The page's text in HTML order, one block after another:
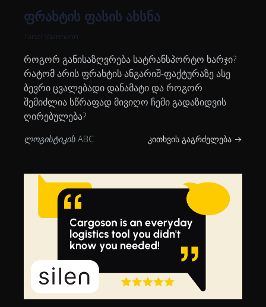
ფრახტის ფასის ახსნა
Tanel Vaarmann
როგორ განისაზღვრება სატრანსპორტო ხარჯი?
რატომ არის ფრახტის ანგარიშ-ფაქტურაზე ასე
ბევრი ცვალებადი დანამატი და როგორ
შემიძლია სწრაფად მივიღო ჩემი გადაზიდვის
ღირებულება?
ლოგისტიკის ABC კითხვის გაგრძელება →